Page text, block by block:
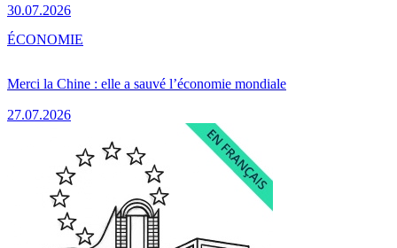
30.07.2026
Merci la Chine : elle a sauvé l’économie mondiale
27.07.2026
ÉCONOMIE